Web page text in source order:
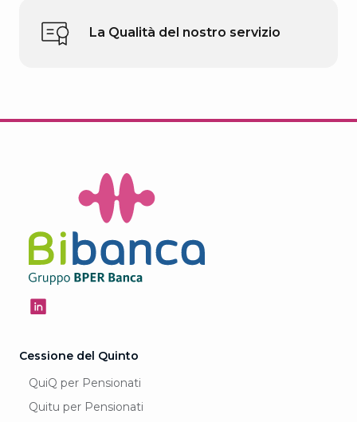
La Qualità del nostro servizio
Cessione del Quinto
QuiQ per Pensionati
Quitu per Pensionati